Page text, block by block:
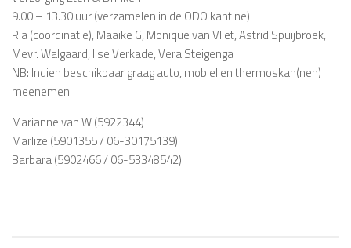
9.00 – 13.30 uur (verzamelen in de ODO kantine)
Ria (coördinatie), Maaike G, Monique van Vliet, Astrid Spuijbroek,
Mevr. Walgaard, Ilse Verkade, Vera Steigenga
NB: Indien beschikbaar graag auto, mobiel en thermoskan(nen)
meenemen.
Marianne van W (5922344)
Marlize (5901355 / 06-30175139)
Barbara (5902466 / 06-53348542)